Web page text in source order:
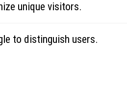
unique visitors.
to distinguish users.